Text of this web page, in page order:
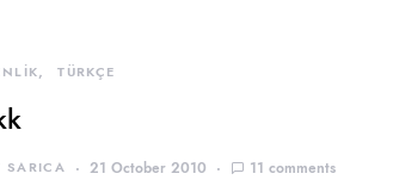
TÜRKÇE
SARICA 21 October 2010 11 comments